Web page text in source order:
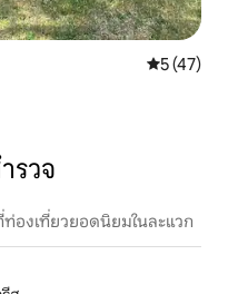
คะแนนเฉลี่
5 (47)
รวจ
องเที่ยวยอดนิยมในละแวก